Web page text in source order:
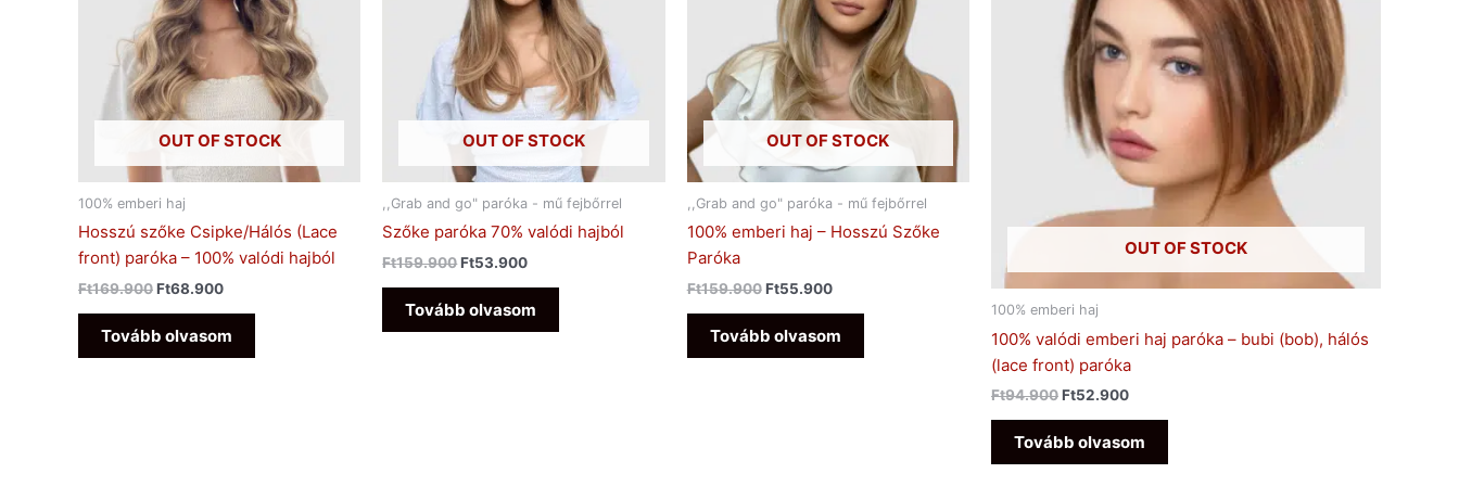
OUT OF STOCK
100% emberi haj
Hosszú szőke Csipke/Hálós (Lace
front) paróka – 100% valódi hajból
Ft169.900Ft68.900
Tovább olvasom
OUT OF STOCK
,,Grab and go" paróka - mű fejbőrrel
Szőke paróka 70% valódi hajból
Ft159.900Ft53.900
Tovább olvasom
OUT OF STOCK
,,Grab and go" paróka - mű fejbőrrel
100% emberi haj – Hosszú Szőke
Paróka
Ft159.900 Ft55.900
Tovább olvasom
OUT OF STOCK
100% emberi haj
100% valódi emberi haj paróka – bubi (bob), hálós
(lace front) paróka
Ft94.900Ft52.900
Tovább olvasom